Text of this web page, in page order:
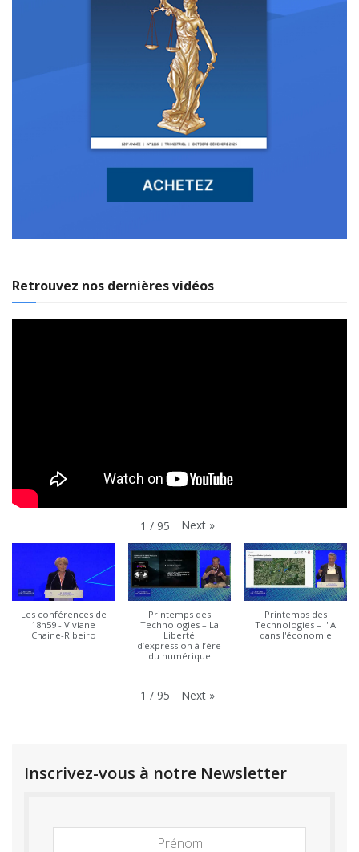
Retrouvez nos dernières vidéos
1 / 95 Next »
Les conférences de
18h59 - Viviane
Chaine-Ribeiro
Printemps des
Technologies – La
Liberté
d’expression à l’ère
du numérique
Printemps des
Technologies – l'IA
dans l'économie
1 / 95 Next »
Inscrivez-vous à notre Newsletter